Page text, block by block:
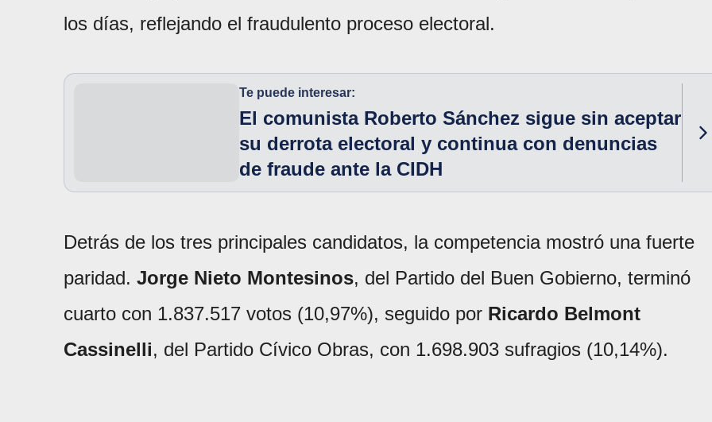
los días, reflejando el fraudulento proceso electoral.
Te puede interesar:
El comunista Roberto Sánchez sigue sin aceptar
su derrota electoral y continua con denuncias
de fraude ante la CIDH
Detrás de los tres principales candidatos, la competencia mostró una fuerte
paridad. Jorge Nieto Montesinos, del Partido del Buen Gobierno, terminó
cuarto con 1.837.517 votos (10,97%), seguido por Ricardo Belmont
Cassinelli, del Partido Cívico Obras, con 1.698.903 sufragios (10,14%).